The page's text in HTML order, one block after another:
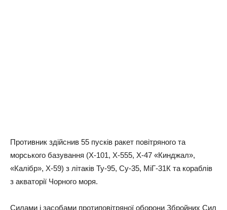
Противник здійснив 55 пусків ракет повітряного та
морського базування (Х-101, Х-555, Х-47 «Кинджал»,
«Калібр», Х-59) з літаків Ту-95, Су-35, МіГ-31К та кораблів
з акваторії Чорного моря.
Силами і засобами протиповітряної оборони Збройних Сил